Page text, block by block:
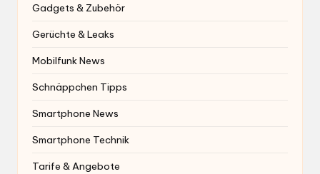
Gadgets & Zubehör
Gerüchte & Leaks
Mobilfunk News
Schnäppchen Tipps
Smartphone News
Smartphone Technik
Tarife & Angebote